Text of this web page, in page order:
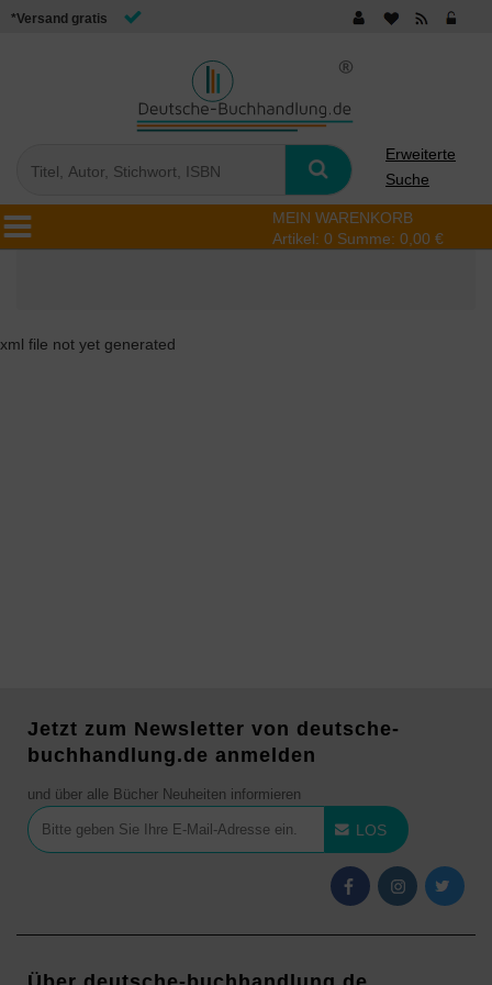
*Versand gratis
Erweiterte
Suche
MEIN WARENKORB
Artikel: 0 Summe: 0,00 €
xml file not yet generated
Jetzt zum Newsletter von deutsche-
buchhandlung.de anmelden
und über alle Bücher Neuheiten informieren
LOS